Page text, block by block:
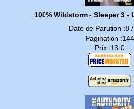
100% Wildstorm - Sleeper 3 -
Date de Parution :8
Pagination :144
Prix :13 €